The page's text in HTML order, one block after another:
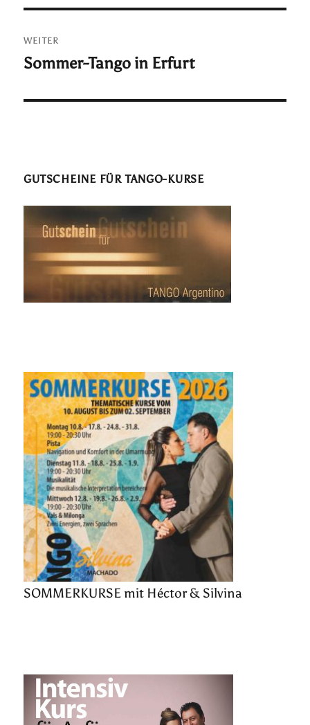
WEITER
Nächster
Sommer-Tango in Erfurt
GUTSCHEINE FÜR TANGO-KURSE
SOMMERKURSE mit Héctor & Silvina